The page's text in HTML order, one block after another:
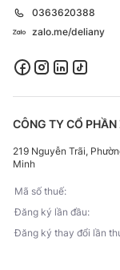
0363620388
zalo.me/deliany
CÔNG TY CỔ
219 Nguyễn Trãi,
Minh
Mã số thuế:
Đăng ký lần đầu:
Đăng ký thay đổi lần